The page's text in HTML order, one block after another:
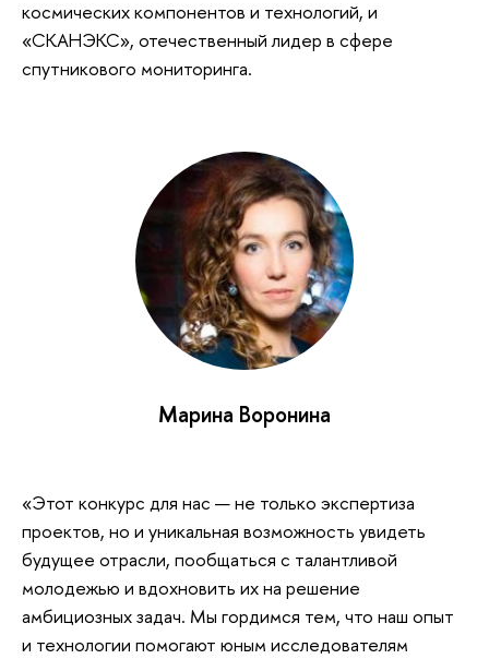
космических компонентов и технологий, и
«СКАНЭКС», отечественный лидер в сфере
спутникового мониторинга.
Марина Воронина
«Этот конкурс для нас — не только экспертиза
проектов, но и уникальная возможность увидеть
будущее отрасли, пообщаться с талантливой
молодежью и вдохновить их на решение
амбициозных задач. Мы гордимся тем, что наш опыт
и технологии помогают юным исследователям